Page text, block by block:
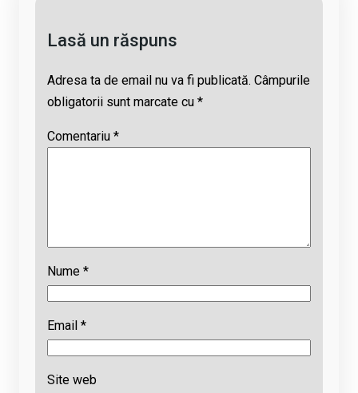
Lasă un răspuns
Adresa ta de email nu va fi publicată. Câmpurile
obligatorii sunt marcate cu *
Comentariu *
Nume *
Email *
Site web